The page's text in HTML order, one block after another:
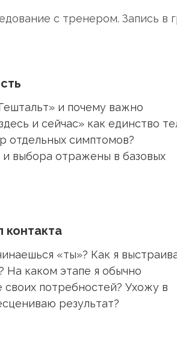
с тренером. Запись
и почему важно
и сейчас» как единство
отдельных симптомов?
выбора отражены в базовых
контакта
«ты»? Как я
На каком этапе я обычно
потребностей? Ухожу в
результат?